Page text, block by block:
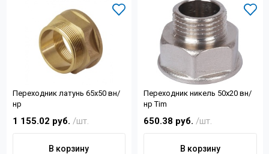
Переходник латунь 65х50 вн/
нр
1 155.02 руб. /шт.
В корзину
Переходник никель 50х20 вн/
нр Tim
650.38 руб. /шт.
В корзину